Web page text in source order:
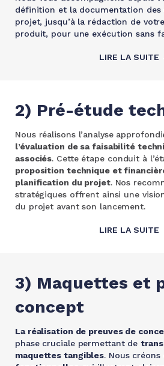
définition et la documentation des
projet, jusqu’à la rédaction de
produit, pour une exécution sans
LIRE LA SUITE
2) Pré-étude
Nous réalisons l’analyse
l’évaluation de sa faisabilité
associés. Cette étape conduit à
proposition technique et
planification du projet. Nos
stratégiques offrent ainsi une
du projet avant son lancement.
LIRE LA SUITE
3) Maquettes et
concept
La réalisation de preuves de
phase cruciale permettant de
maquettes tangibles. Nous créons